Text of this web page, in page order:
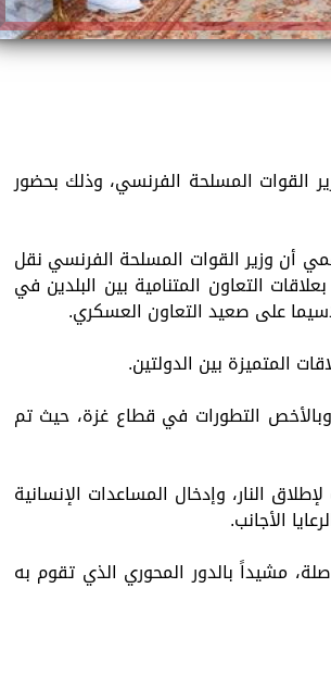
القوات المسلحة الفرنسي، وذلك بحضور
أن وزير القوات المسلحة الفرنسي نقل
التعاون المتنامية بين البلدين في
على صعيد التعاون العسكري.
المتميزة بين الدولتين.
وبالأخص التطورات في قطاع غزة، حيث تم
النار، وإدخال المساعدات الإنسانية
الأجانب.
مشيداً بالدور المحوري الذي تقوم به